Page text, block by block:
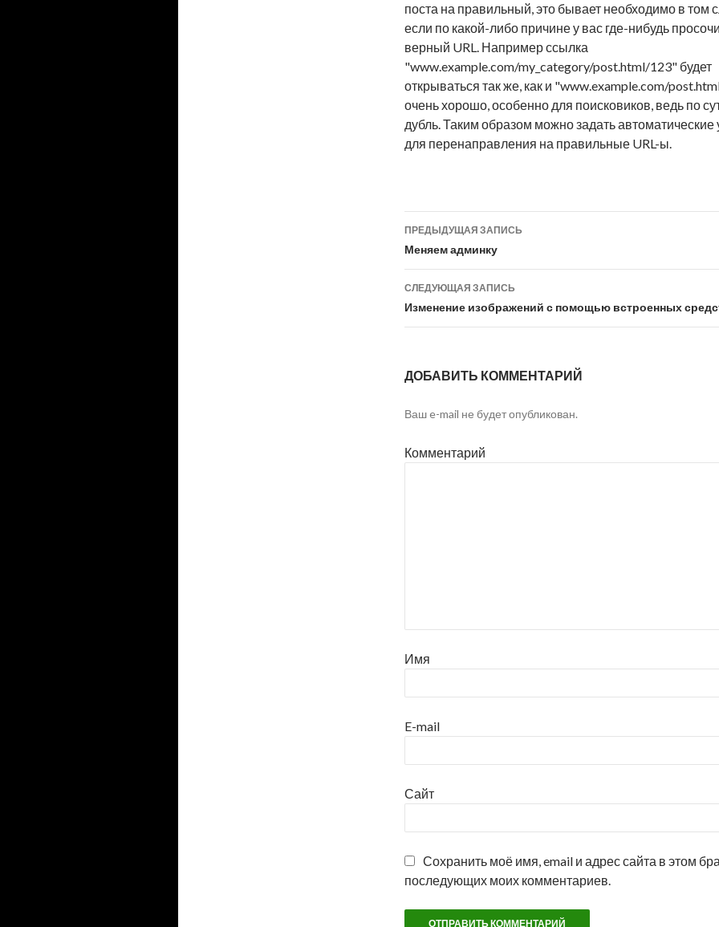
поста на правильный, это бывает необходимо в том
если по какой-либо причине у вас где-нибудь
верный URL. Например ссылка
"www.example.com/my_category/post.html/123" будет
открываться так же, как и "www.example.com/
очень хорошо, особенно для поисковиков, ведь по
дубль. Таким образом можно задать автоматические
для перенаправления на правильные URL-ы.
Навигация
по
записям
ПРЕДЫДУЩАЯ ЗАПИСЬ
Меняем админку
СЛЕДУЮЩАЯ ЗАПИСЬ
Изменение изображений с помощью встроенных
ДОБАВИТЬ КОММЕНТАРИЙ
Ваш e-mail не будет опубликован.
Комментарий
Имя
E-mail
Сайт
Сохранить моё имя, email и адрес сайта в этом
последующих моих комментариев.